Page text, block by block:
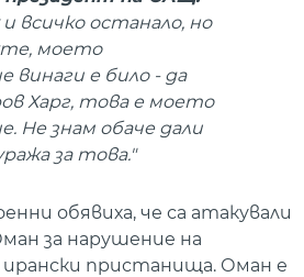
всичко останало, но
моето
винаги е било - да
Харг, това е моето
Не знам обаче дали
за това."
обявиха, че са атакували
за нарушение на
пристанища. Оман е